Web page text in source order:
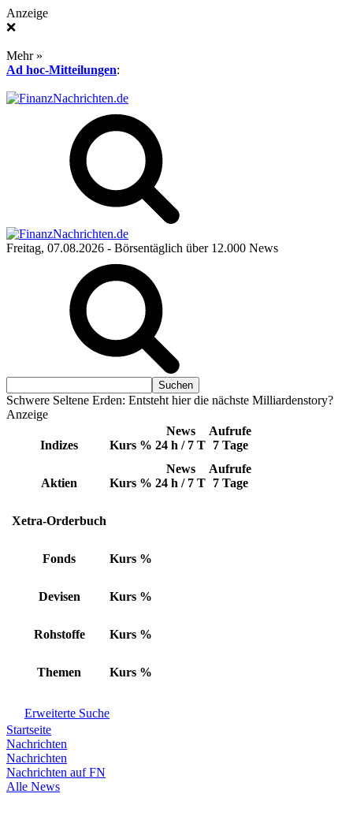
Anzeige
❌
Mehr »
Ad hoc-Mitteilungen:
Freitag, 07.08.2026 - Börsentäglich über 12.000 News
Schwere Seltene Erden: Entsteht hier die nächste Milliardenstory?
Anzeige
Indizes Kurs %
News
24 h / 7 T
Aufrufe
7 Tage
Aktien Kurs %
News
24 h / 7 T
Aufrufe
7 Tage
Xetra-Orderbuch
Fonds Kurs %
Devisen Kurs %
Rohstoffe Kurs %
Themen Kurs %
Erweiterte Suche
Startseite
Nachrichten
Nachrichten
Nachrichten auf FN
Alle News